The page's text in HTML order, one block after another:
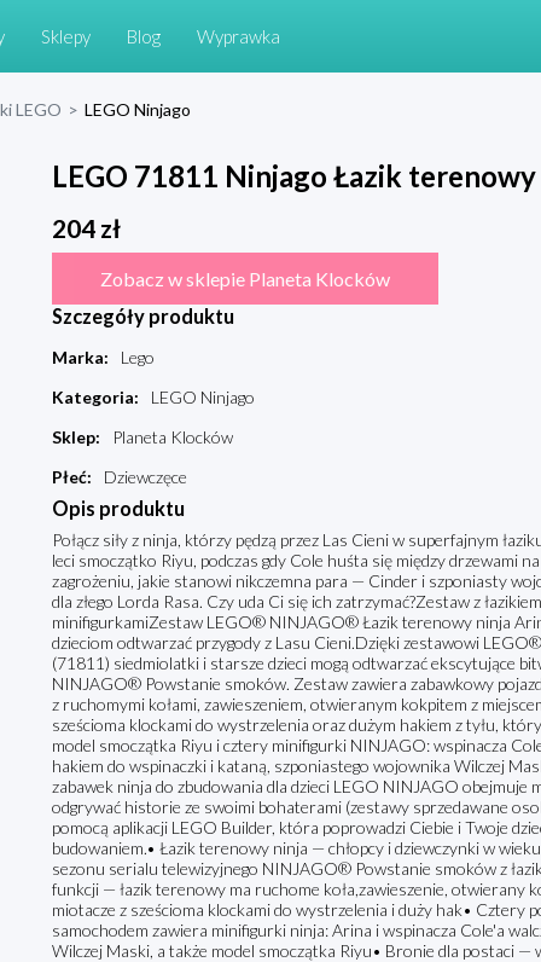
Sklepy Blog Wyprawka
LEGO > LEGO Ninjago
LEGO 71811 Ninjago Łazik
204zł
Zobacz w sklepie Planeta Klocków
Szczegóły produktu
Marka:
Lego
Kategoria:
LEGO Ninjago
Sklep:
Planeta Klocków
Płeć: Dziewczęce
Opis produktu
Połącz siły z ninja, którzy pędzą przez Las Cieni w superfajnym
leci smoczątko Riyu, podczas gdy Cole huśta się między drzewami
zagrożeniu, jakie stanowi nikczemna para — Cinder i szponiasty
dla złego Lorda Rasa. Czy uda Ci się ich zatrzymać?Zestaw z
minifigurkamiZestaw LEGO® NINJAGO® Łazik terenowy ninja
dzieciom odtwarzać przygody z Lasu Cieni.Dzięki zestawowi
(71811) siedmiolatki i starsze dzieci mogą odtwarzać ekscytujące
NINJAGO® Powstanie smoków. Zestaw zawiera zabawkowy
z ruchomymi kołami, zawieszeniem, otwieranym kokpitem z
sześcioma klockami do wystrzelenia oraz dużym hakiem z tyłu,
model smoczątka Riyu i cztery minifigurki NINJAGO: wspinacza
hakiem do wspinaczki i kataną, szponiastego wojownika Wilczej
zabawek ninja do zbudowania dla dzieci LEGO NINJAGO obejmuje
odgrywać historie ze swoimi bohaterami (zestawy sprzedawane
pomocą aplikacji LEGO Builder, która poprowadzi Ciebie i Twoje
budowaniem.• Łazik terenowy ninja — chłopcy i dziewczynki w
sezonu serialu telewizyjnego NINJAGO® Powstanie smoków z
funkcji — łazik terenowy ma ruchome koła,zawieszenie, otwierany
miotacze z sześcioma klockami do wystrzelenia i duży hak•
samochodem zawiera minifigurki ninja: Arina i wspinacza Cole'a
Wilczej Maski, a także model smoczątka Riyu• Bronie dla postaci —